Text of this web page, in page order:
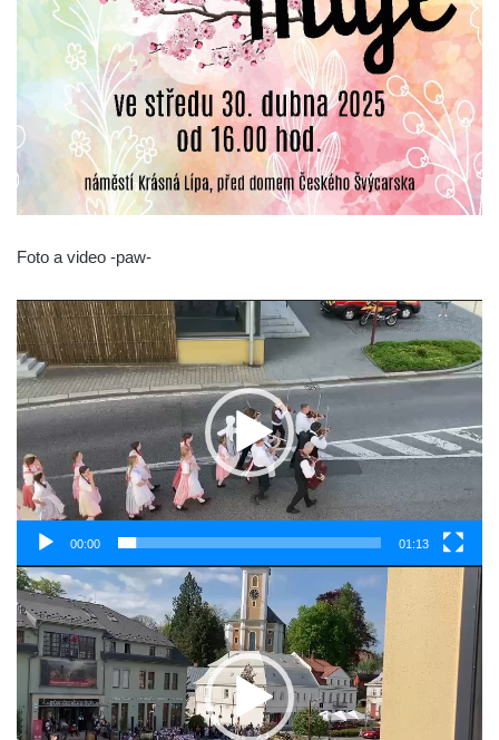
Foto a video -paw-
Video
přehrávač
00:00 01:13
Video
přehrávač